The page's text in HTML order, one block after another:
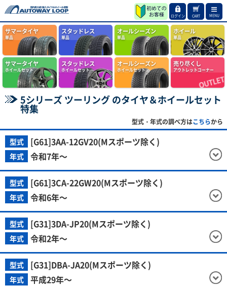
ログイン CART MENU
サマータイヤ
単品
スタッドレス
単品
オールシーズン
単品
ホイール
単品
サマータイヤ
ホイールセット
スタッドレス
ホイールセット
オールシーズン
ホイールセット
売り尽くし
アウトレットコーナー
5シリーズ ツーリング のタイヤ＆ホイールセット
特集
型式・年式の調べ方はこちらから
型式 [G61]3AA-12GV20(Mスポーツ除く)
年式 令和7年～
型式 [G61]3CA-22GW20(Mスポーツ除く)
年式 令和6年～
型式 [G31]3DA-JP20(Mスポーツ除く)
年式 令和2年～
型式 [G31]DBA-JA20(Mスポーツ除く)
年式 平成29年～